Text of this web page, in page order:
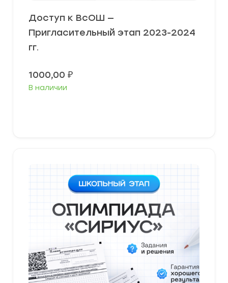
Доступ к ВсОШ —
Пригласительный этап 2023-2024
гг.
1000,00 ₽
В наличии